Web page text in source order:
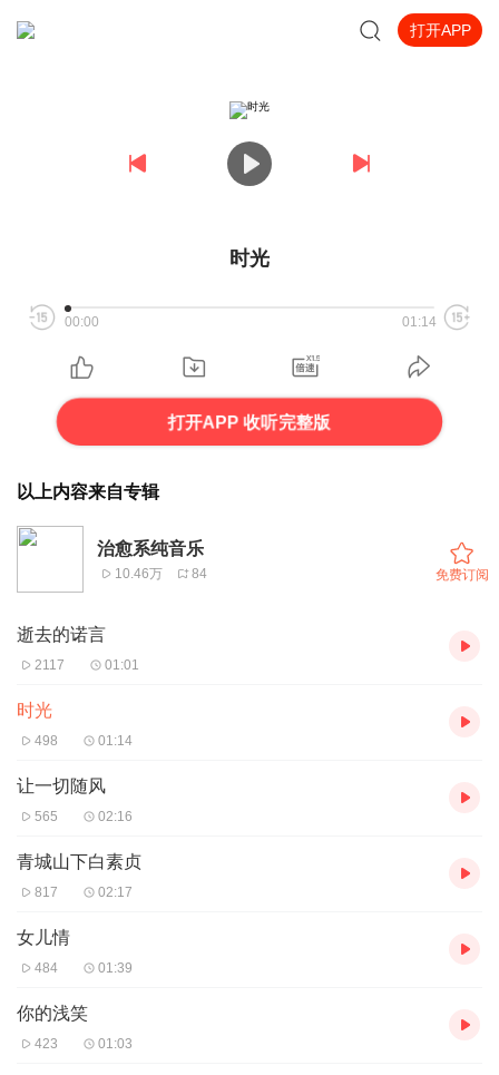
打开APP
时光
00:00 01:14
打开APP 收听完整版
以上内容来自专辑
治愈系纯音乐
10.46万 84 免费订阅
逝去的诺言
2117 01:01
时光
498 01:14
让一切随风
565 02:16
青城山下白素贞
817 02:17
女儿情
484 01:39
你的浅笑
423 01:03